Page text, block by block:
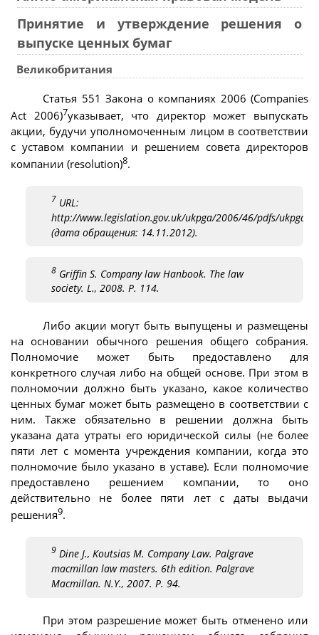
Принятие и утверждение решения о
выпуске ценных бумаг
Великобритания
Статья 551 Закона о компаниях 2006 (Companies
Act 2006)7указывает, что директор может выпускать
акции, будучи уполномоченным лицом в соответствии
с уставом компании и решением совета директоров
компании (resolution)8.
7 URL:
http://www.legislation.gov.uk/ukpga/2006/46/pdfs/
(дата обращения: 14.11.2012).
8 Griffin S. Company law Hanbook. The law
society. L., 2008. P. 114.
Либо акции могут быть выпущены и размещены
на основании обычного решения общего собрания.
Полномочие может быть предоставлено для
конкретного случая либо на общей основе. При этом в
полномочии должно быть указано, какое количество
ценных бумаг может быть размещено в соответствии с
ним. Также обязательно в решении должна быть
указана дата утраты его юридической силы (не более
пяти лет с момента учреждения компании, когда это
полномочие было указано в уставе). Если полномочие
предоставлено решением компании, то оно
действительно не более пяти лет с даты выдачи
решения9.
9 Dine J., Koutsias M. Company Law. Palgrave
macmillan law masters. 6th edition. Palgrave
Macmillan. N.Y., 2007. P. 94.
При этом разрешение может быть отменено или